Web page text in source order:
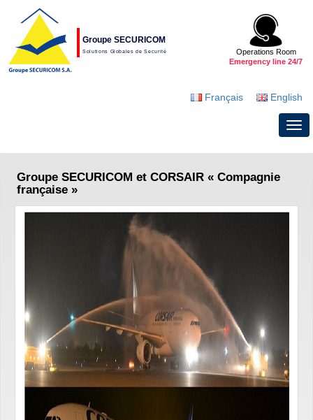
Groupe SECURICOM
Solutions Globales de Securité
Operations Room
Emergency line 24/7
Français English
Groupe SECURICOM et CORSAIR « Compagnie
française »